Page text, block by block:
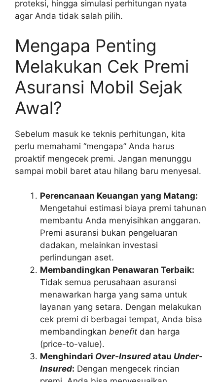
proteksi, hingga simulasi perhitungan nyata
agar Anda tidak salah pilih.
Mengapa Penting
Melakukan Cek Premi
Asuransi Mobil Sejak
Awal?
Sebelum masuk ke teknis perhitungan, kita
perlu memahami “mengapa” Anda harus
proaktif mengecek premi. Jangan menunggu
sampai mobil baret atau hilang baru menyesal.
Perencanaan Keuangan yang Matang:
Mengetahui estimasi biaya premi tahunan
membantu Anda menyisihkan anggaran.
Premi asuransi bukan pengeluaran
dadakan, melainkan investasi
perlindungan aset.
Membandingkan Penawaran Terbaik:
Tidak semua perusahaan asuransi
menawarkan harga yang sama untuk
layanan yang setara. Dengan melakukan
cek premi di berbagai tempat, Anda bisa
membandingkan benefit dan harga
(price-to-value).
Menghindari Over-Insured atau Under-
Insured: Dengan mengecek rincian